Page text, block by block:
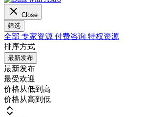
Close
筛选
全部 专家资源 付费咨询 特权资源
排序方式
最新发布
最新发布
最受欢迎
价格从低到高
价格从高到低